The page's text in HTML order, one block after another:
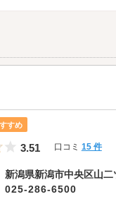
すめ
5つ星のうち3.5
3.51 口コミ 15 件
新潟県新潟市中央区山
025-286-6500